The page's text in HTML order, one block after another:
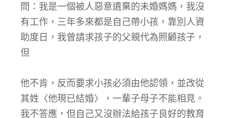
問：我是一個被人惡意遺棄的未婚媽媽，我沒
有工作，三年多來都是自己帶小孩，靠別人資
助度日，我曾請求孩子的父親代為照顧孩子，
但
他不肯，反而要求小孩必須由他認領，並改從
其姓〈他現已結婚〉，一輩子母子不能相見。
我不答應，但自己又沒辦法給孩子良好的教育